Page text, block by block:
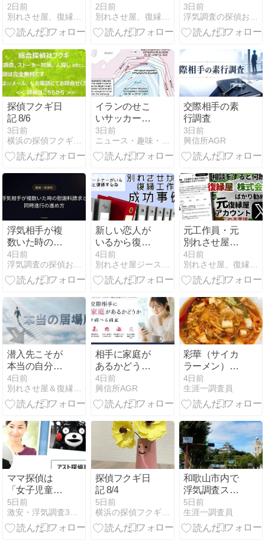
の数字？別れ
させ屋の成功
率を見る時の
2日前
別れさせ屋、復縁屋ジースタイル怒り心頭ブログ
ません｜別れ
させ屋の説明
で確認するべ
2日前
別れさせ屋、復縁屋ジースタイル怒り心頭ブログ
離婚を決める
前の対応と守
り方
3日前
浮気調査の探偵おすすめ19社を比較【2026年最新】
探偵フクギ日
記 8/6
3日前
横浜の探偵フクギ日記
イランのせこ
いサッカー風
外交とトラン
プのビジネス
外交
3日前
ニュース・趣味・ギャンブル VS GCI
交際相手の素
行調査
3日前
興信所AGR
浮気相手が複
数いた時の慰
謝料請求と同
時進行の進め
方
4日前
浮気調査の探偵おすすめ19社を比較【2026年最新】
新しい恋人が
いるから復縁
できないとは
限らない。本
当に確認すべ
「新しい恋愛
が始まった理
由」でした。
4日前
別れさせ屋ジースタイルの新人教育ブログ
元工作員・元
別れさせ屋を
名乗る人が復
縁屋株式会社
を紹介する理
確認したい判
断基準
4日前
別れさせ屋、復縁屋ジースタイル怒り心頭ブログ
潜入先こそが
本当の自分の
居場所かもし
れない。
4日前
別れさせ屋＆復縁屋ジースタイルのスタッフブログ
相手に家庭が
あるかどうか
を調べる
4日前
興信所AGR
彩華（サイカ
ラーメン）で
スタミナアッ
プを目論む探
偵
4日前
生涯一調査員
ママ探偵は
「女子児童に
わいせつな行
為をした講師
を逮捕」検証
5日前
激安・浮気調査3時間無料お試し[オススメ]アスト探偵事務所
探偵フクギ日
記 8/4
5日前
横浜の探偵フクギ日記
和歌山市内で
浮気調査スペ
シャルプラン
を実施する探
偵・興信所
5日前
生涯一調査員